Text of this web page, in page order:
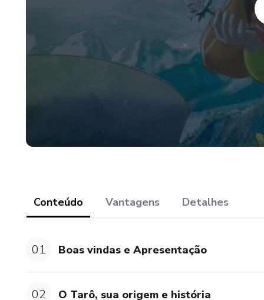
Questione sempre, pois
Entenda a essência para
O Tarô é estudo, prática e
mundo, como também sua
O Tarô é um instrumento
Conteúdo Vantagens Detalhes
01 Boas vindas e Apresentação
02 O Tarô, sua origem e história